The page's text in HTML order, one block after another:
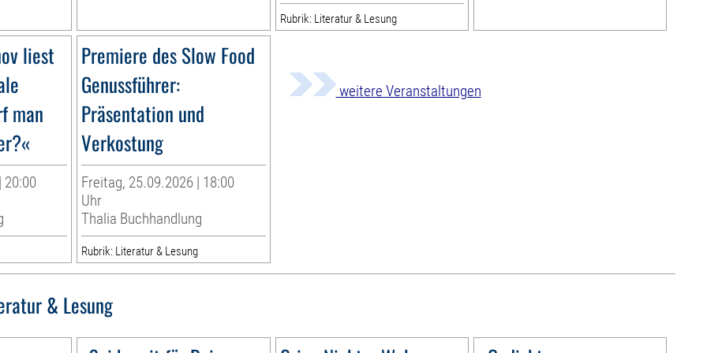
Rubrik: Literatur & Lesung
liest
man
20:00
Premiere des Slow Food
Genussführer:
Präsentation und
Verkostung
Freitag, 25.09.2026 | 18:00
Uhr
Thalia Buchhandlung
Rubrik: Literatur & Lesung
weitere Veranstaltungen
& Lesung